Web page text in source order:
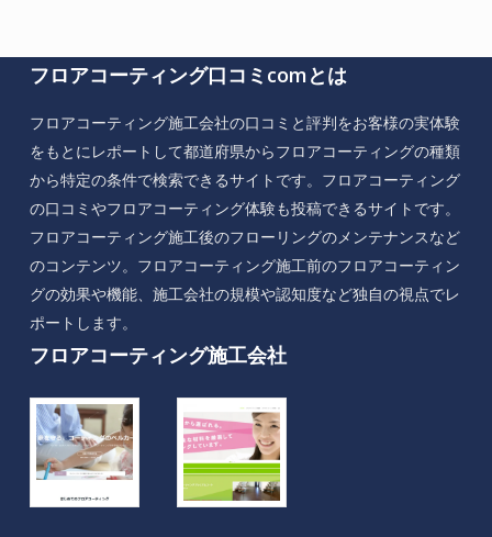
フロアコーティング口コミcomとは
フロアコーティング施工会社の口コミと評判をお客様の実体験
をもとにレポートして都道府県からフロアコーティングの種類
から特定の条件で検索できるサイトです。フロアコーティング
の口コミやフロアコーティング体験も投稿できるサイトです。
フロアコーティング施工後のフローリングのメンテナンスなど
のコンテンツ。フロアコーティング施工前のフロアコーティン
グの効果や機能、施工会社の規模や認知度など独自の視点でレ
ポートします。
フロアコーティング施工会社